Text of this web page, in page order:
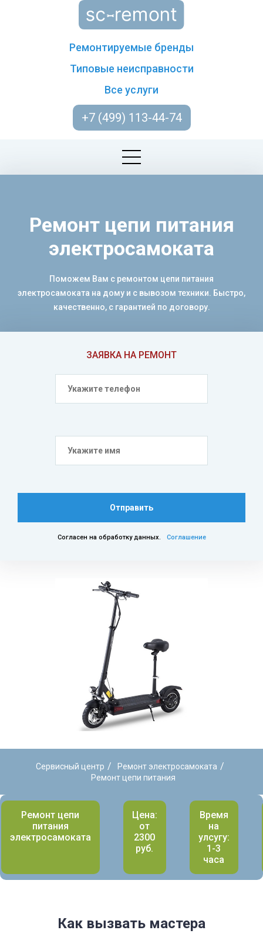
Ремонтируемые бренды
Типовые неисправности
Все услуги
+7 (499) 113-44-74
ЗАЯВКА НА РЕМОНТ
Отправить
Согласен на обработку данных. Соглашение
Ремонт цепи питания
электросамоката
Поможем Вам с ремонтом цепи питания
электросамоката на дому и с вывозом техники. Быстро,
качественно, с гарантией по договору.
Сервисный центр / Ремонт электросамоката /
Ремонт цепи питания
Ремонт цепи
питания
электросамоката
Цена:
от
2300
руб.
Время
на
улсугу:
1-3
часа
Как вызвать мастера